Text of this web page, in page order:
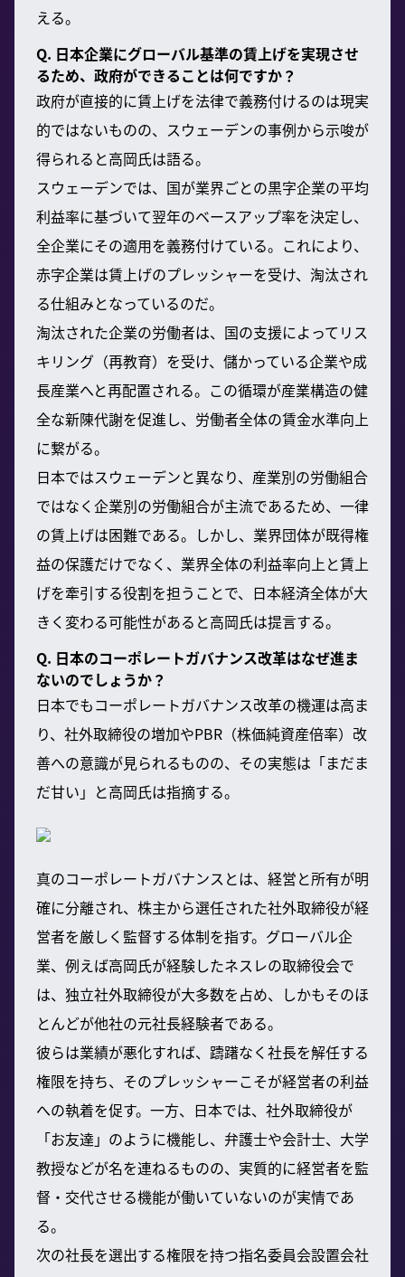
える。
Q. 日本企業にグローバル基準の賃上げを実現させ
るため、政府ができることは何ですか？
政府が直接的に賃上げを法律で義務付けるのは現実
的ではないものの、スウェーデンの事例から示唆が
得られると高岡氏は語る。
スウェーデンでは、国が業界ごとの黒字企業の平均
利益率に基づいて翌年のベースアップ率を決定し、
全企業にその適用を義務付けている。これにより、
赤字企業は賃上げのプレッシャーを受け、淘汰され
る仕組みとなっているのだ。
淘汰された企業の労働者は、国の支援によってリス
キリング（再教育）を受け、儲かっている企業や成
長産業へと再配置される。この循環が産業構造の健
全な新陳代謝を促進し、労働者全体の賃金水準向上
に繋がる。
日本ではスウェーデンと異なり、産業別の労働組合
ではなく企業別の労働組合が主流であるため、一律
の賃上げは困難である。しかし、業界団体が既得権
益の保護だけでなく、業界全体の利益率向上と賃上
げを牽引する役割を担うことで、日本経済全体が大
きく変わる可能性があると高岡氏は提言する。
Q. 日本のコーポレートガバナンス改革はなぜ進ま
ないのでしょうか？
日本でもコーポレートガバナンス改革の機運は高ま
り、社外取締役の増加やPBR（株価純資産倍率）改
善への意識が見られるものの、その実態は「まだま
だ甘い」と高岡氏は指摘する。
真のコーポレートガバナンスとは、経営と所有が明
確に分離され、株主から選任された社外取締役が経
営者を厳しく監督する体制を指す。グローバル企
業、例えば高岡氏が経験したネスレの取締役会で
は、独立社外取締役が大多数を占め、しかもそのほ
とんどが他社の元社長経験者である。
彼らは業績が悪化すれば、躊躇なく社長を解任する
権限を持ち、そのプレッシャーこそが経営者の利益
への執着を促す。一方、日本では、社外取締役が
「お友達」のように機能し、弁護士や会計士、大学
教授などが名を連ねるものの、実質的に経営者を監
督・交代させる機能が働いていないのが実情であ
る。
次の社長を選出する権限を持つ指名委員会設置会社